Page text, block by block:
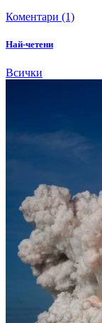
Коментари (1)
Най-четени
Всички